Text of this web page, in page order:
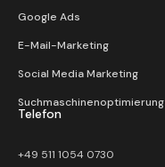
Google Ads
E-Mail-Marketing
Social Media Marketing
Suchmaschinenoptimierung
Telefon
+49 511 1054 0730